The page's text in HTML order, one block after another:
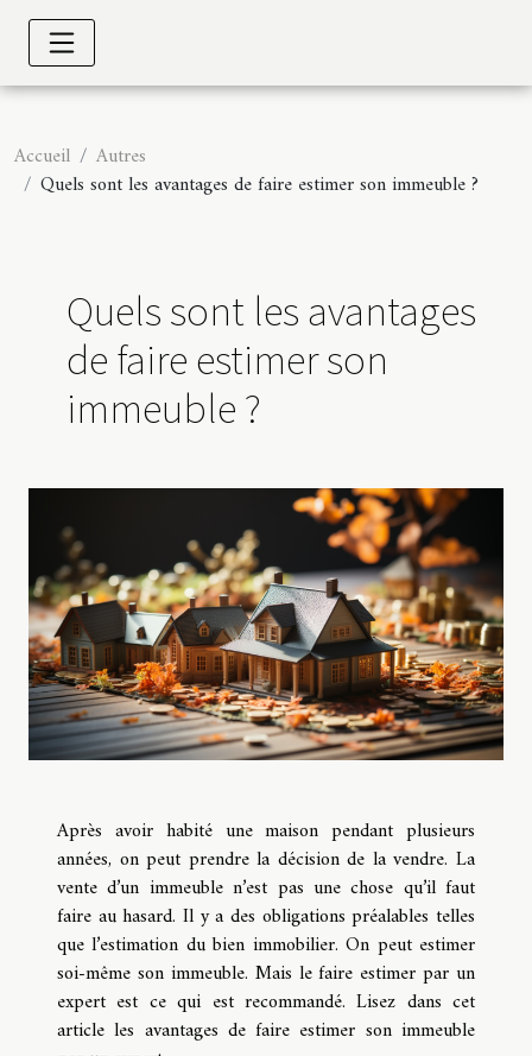
Accueil
Autres
Quels sont les avantages de faire estimer son immeuble ?
Quels sont les avantages
de faire estimer son
immeuble ?
Après avoir habité une maison pendant plusieurs
années, on peut prendre la décision de la vendre. La
vente d’un immeuble n’est pas une chose qu’il faut
faire au hasard. Il y a des obligations préalables telles
que l’estimation du bien immobilier. On peut estimer
soi-même son immeuble. Mais le faire estimer par un
expert est ce qui est recommandé. Lisez dans cet
article les avantages de faire estimer son immeuble